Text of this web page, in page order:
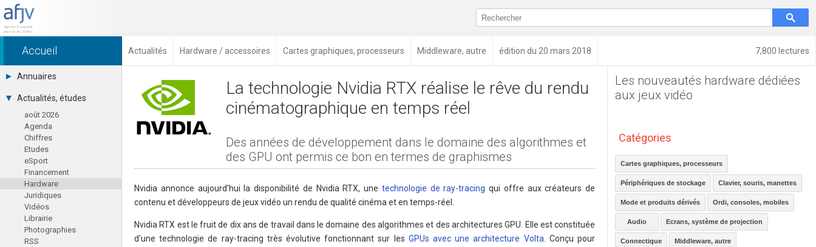
7,800 lectures
Accueil Actualités Hardware / accessoires Cartes graphiques, processeurs Middleware, autre édition du 20 mars 2018
Annuaires
Toutes les sociétés (691)
Studios (418)
Editeurs (49)
Distributeurs (16)
Hard. / Accessoires (10)
Middlewares (15)
Prestataires (99)
Assoc. / Syndicats (21)
Formations / Ecoles (46)
Presse spécialisée (17)
Actualités, études
août 2026
Agenda
Chiffres
Etudes
eSport
Financement
Hardware
Juridiques
Vidéos
Librairie
Photographies
RSS
La technologie Nvidia RTX réalise le rêve du rendu
cinématographique en temps réel
Des années de développement dans le domaine des algorithmes et
des GPU ont permis ce bon en termes de graphismes
Nvidia annonce aujourd'hui la disponibilité de Nvidia RTX, une technologie de ray-tracing qui offre aux créateurs de
contenu et développeurs de jeux vidéo un rendu de qualité cinéma et en temps-réel.
Nvidia RTX est le fruit de dix ans de travail dans le domaine des algorithmes et des architectures GPU. Elle est constituée
d'une technologie de ray-tracing très évolutive fonctionnant sur les GPUs avec une architecture Volta . Conçu pour
Les nouveautés hardware dédiées
aux jeux vidéo
Catégories
Cartes graphiques, processeurs
Périphériques de stockage Clavier, souris, manettes
Mode et produits dérivés Ordi, consoles, mobiles
Audio Ecrans, système de projection
Connectique Middleware, autre